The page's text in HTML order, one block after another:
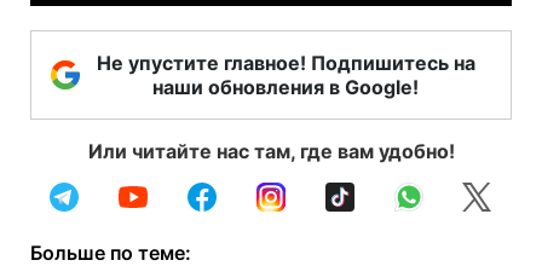
Не упустите главное! Подпишитесь на
наши обновления в Google!
Или читайте нас там, где вам удобно!
Больше по теме: